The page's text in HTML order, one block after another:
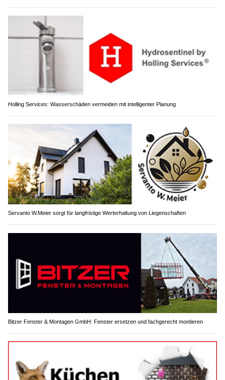
Holling Services: Wasserschäden vermeiden mit intelligenter Planung
Servanto W.Meier sorgt für langfristige Werterhaltung von Liegenschaften
Bitzer Fenster & Montagen GmbH: Fenster ersetzen und fachgerecht montieren